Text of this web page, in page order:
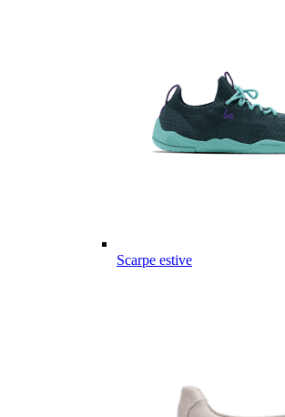
Scarpe estive